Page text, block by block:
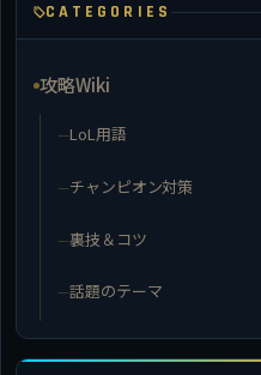
CATEGORIES
攻略Wiki
LoL用語
チャンピオン対策
裏技＆コツ
話題のテーマ